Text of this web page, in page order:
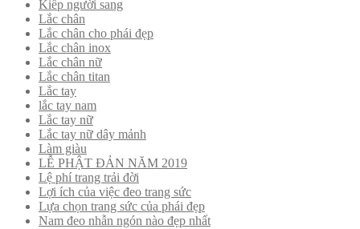
Kiếp người sang
Lắc chân
Lắc chân cho phái đẹp
Lắc chân inox
Lắc chân nữ
Lắc chân titan
Lắc tay
lắc tay nam
Lắc tay nữ
Lắc tay nữ dây mảnh
Làm giàu
LỄ PHẬT ĐẢN NĂM 2019
Lệ phí trang trải đời
Lợi ích của việc đeo trang sức
Lựa chọn trang sức của phái đẹp
Nam đeo nhẫn ngón nào đẹp nhất